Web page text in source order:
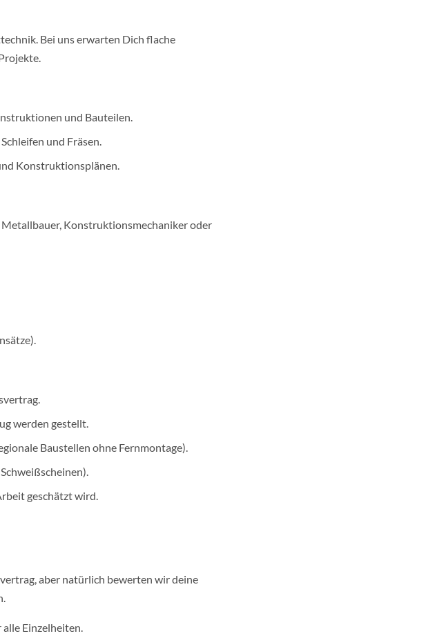
Bei uns erwarten Dich flache
und Bauteilen.
und Fräsen.
Konstruktionsplänen.
Metallbauer, Konstruktionsmechaniker oder
werden gestellt.
Baustellen ohne Fernmontage).
geschätzt wird.
aber natürlich bewerten wir deine
Einzelheiten.